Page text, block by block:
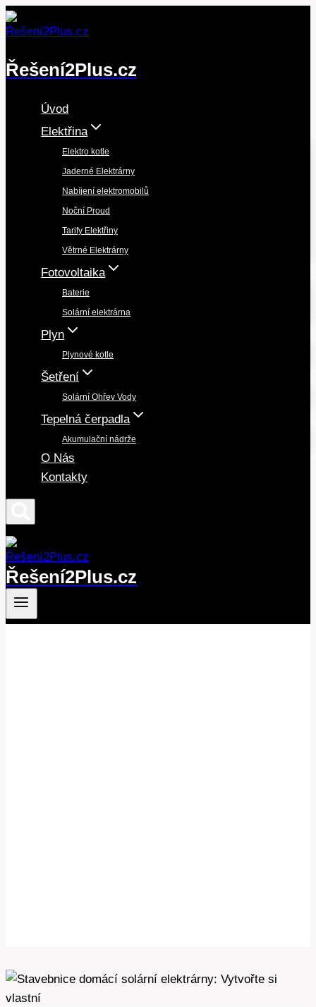
Přeskočit
na
Řešení2Plus.cz
Úvod
Elektřina
Elektro kotle
Jaderné Elektrárny
Nabíjení elektromobilů
Noční Proud
Tarify Elektřiny
Větrné Elektrárny
Fotovoltaika
Baterie
Solární elektrárna
Plyn
Plynové kotle
Šetření
Solární Ohřev Vody
Tepelná čerpadla
Akumulační nádrže
O Nás
Kontakty
Řešení2Plus.cz